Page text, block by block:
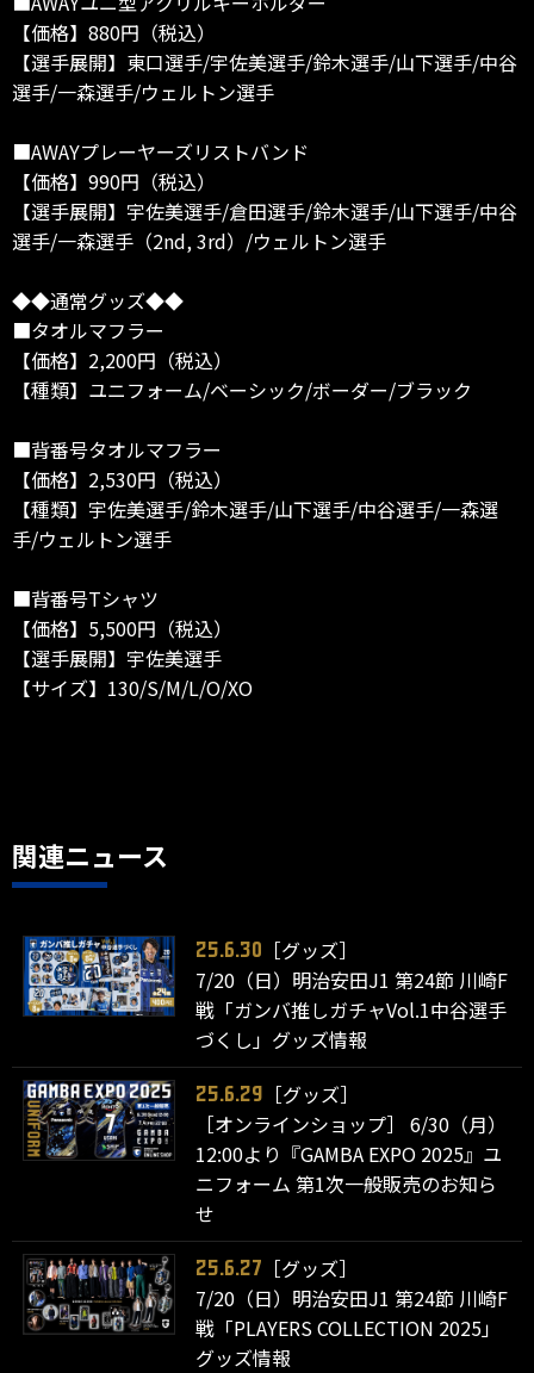
【価格】880円（税込）
【選手展開】東口選手/宇佐美選手/鈴木選手/山下選手/中谷
選手/一森選手/ウェルトン選手
■AWAYプレーヤーズリストバンド
【価格】990円（税込）
【選手展開】宇佐美選手/倉田選手/鈴木選手/山下選手/中谷
選手/一森選手（2nd, 3rd）/ウェルトン選手
◆◆通常グッズ◆◆
■タオルマフラー
【価格】2,200円（税込）
【種類】ユニフォーム/ベーシック/ボーダー/ブラック
■背番号タオルマフラー
【価格】2,530円（税込）
【種類】宇佐美選手/鈴木選手/山下選手/中谷選手/一森選
手/ウェルトン選手
■背番号Tシャツ
【価格】5,500円（税込）
【選手展開】宇佐美選手
【サイズ】130/S/M/L/O/XO
関連ニュース
25.6.30
［グッズ］
7/20（日）明治安田J1 第24節 川崎F
戦「ガンバ推しガチャVol.1中谷選手
づくし」グッズ情報
25.6.29
［グッズ］
［オンラインショップ］ 6/30（月）
12:00より『GAMBA EXPO 2025』ユ
ニフォーム 第1次一般販売のお知ら
せ
25.6.27
［グッズ］
7/20（日）明治安田J1 第24節 川崎F
戦「PLAYERS COLLECTION 2025」
グッズ情報